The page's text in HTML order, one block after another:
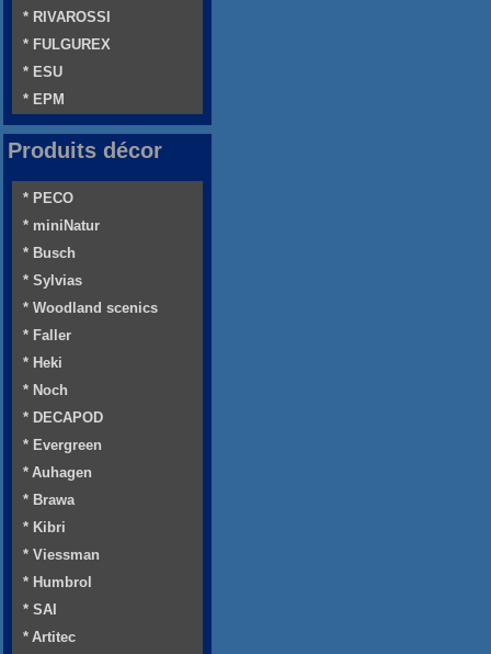
* RIVAROSSI
* FULGUREX
* ESU
* EPM
Produits décor
* PECO
* miniNatur
* Busch
* Sylvias
* Woodland scenics
* Faller
* Heki
* Noch
* DECAPOD
* Evergreen
* Auhagen
* Brawa
* Kibri
* Viessman
* Humbrol
* SAI
* Artitec